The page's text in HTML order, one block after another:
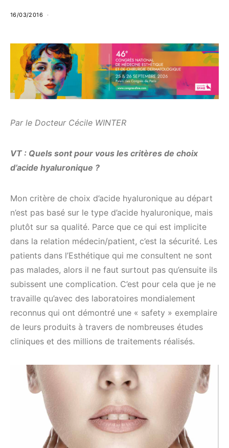
16/03/2016
Par le Docteur Cécile WINTER
VT : Quels sont pour vous les critères de choix
d’acide hyaluronique ?
Mon critère de choix d’acide hyaluronique au départ
n’est pas basé sur le type d’acide hyaluronique, mais
plutôt sur sa qualité. Parce que ce qui est implicite
dans la relation médecin/patient, c’est la sécurité. Les
patients dans l’Esthétique qui me consultent ne sont
pas malades, alors il ne faut surtout pas qu’ensuite ils
subissent une complication. C’est pour cela que je ne
travaille qu’avec des laboratoires mondialement
reconnus qui ont démontré une « safety » exemplaire
de leurs produits à travers de nombreuses études
cliniques et des millions de traitements réalisés.